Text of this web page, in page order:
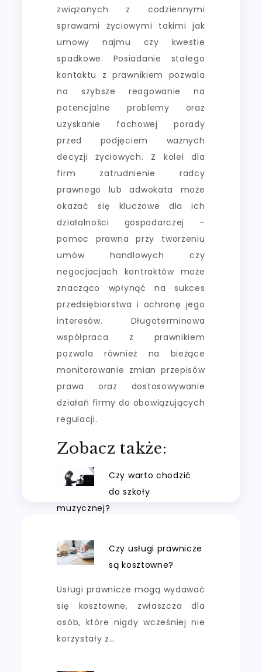
związanych z codziennymi
sprawami życiowymi takimi jak
umowy najmu czy kwestie
spadkowe. Posiadanie stałego
kontaktu z prawnikiem pozwala
na szybsze reagowanie na
potencjalne problemy oraz
uzyskanie fachowej porady
przed podjęciem ważnych
decyzji życiowych. Z kolei dla
firm zatrudnienie radcy
prawnego lub adwokata może
okazać się kluczowe dla ich
działalności gospodarczej –
pomoc prawna przy tworzeniu
umów handlowych czy
negocjacjach kontraktów może
znacząco wpłynąć na sukces
przedsiębiorstwa i ochronę jego
interesów. Długoterminowa
współpraca z prawnikiem
pozwala również na bieżące
monitorowanie zmian przepisów
prawa oraz dostosowywanie
działań firmy do obowiązujących
regulacji.
Zobacz także:
Czy warto chodzić
do szkoły
muzycznej?
Czy usługi prawnicze
są kosztowne?
Usługi prawnicze mogą wydawać
się kosztowne, zwłaszcza dla
osób, które nigdy wcześniej nie
korzystały z…